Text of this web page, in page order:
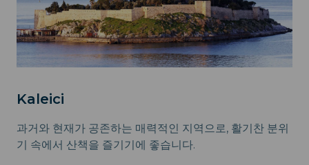
Kaleici
과거와 현재가 공존하는 매력적인 지역으로, 활기찬 분위
기 속에서 산책을 즐기기에 좋습니다.